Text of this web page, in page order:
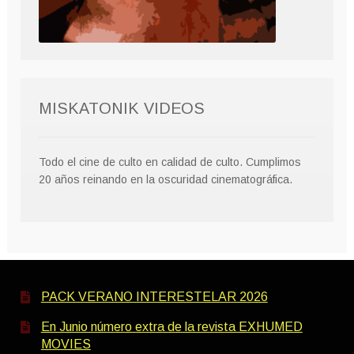
MISKATONIK VIDEOS
Todo el cine de culto en calidad de culto. Cumplimos
20 años reinando en la oscuridad cinematográfica.
PACK VERANO INTERESTELAR 2026
En Junio número extra de la revista EXHUMED
MOVIES